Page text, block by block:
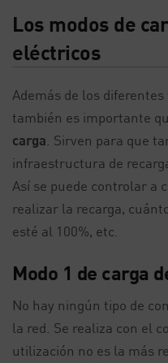
Los modos de
eléctricos
Además de los
también es importante
carga . Sirven para que
infraestructura de
Así se puede controlar a
realizar la recarga,
esté al 100%, etc.
Modo 1 de carga
No hay ningún tipo de
la red. Se realiza con el
utilización no es la más